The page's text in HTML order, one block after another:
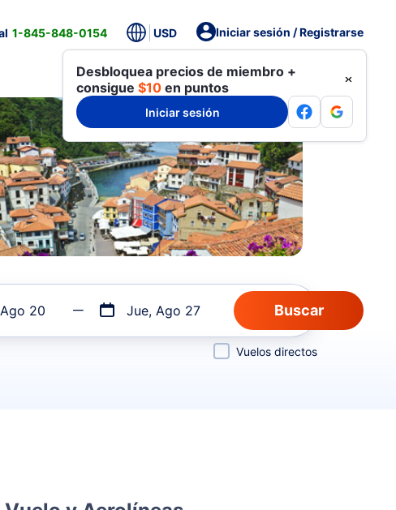
1-845-848-0154 USD Iniciar sesión / Registrarse
Desbloquea precios de miembro +
consigue $10 en puntos
Iniciar sesión
20 Jue, Ago 27
Vuelos directos